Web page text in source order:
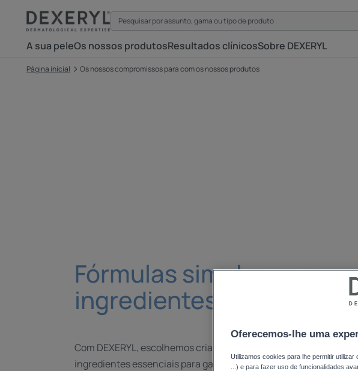
A sua peleOs nossos produtosResultados clínicosSobre DEXERYL
Página inicial Os nossos compromissos para com os nossos produtos
Fórmulas simples com
ingredientes essenciais
Com DEXERYL, escolhemos criar fórmulas simples com
ingredientes essenciais para garantir eficácia e o máximo
Oferecemos-lhe uma
Utilizamos cookies para lhe permitir
...) e para fazer uso de funcionalidades